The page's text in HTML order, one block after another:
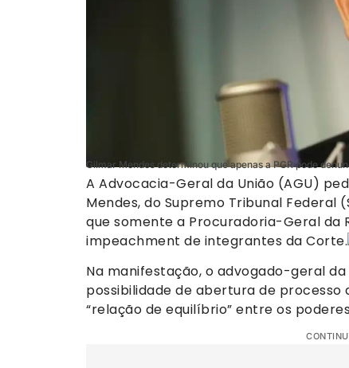
Gilmar Mendes determinou que apenas a PGR pode
A Advocacia-Geral da União (AGU)
Mendes, do Supremo Tribunal Federal
que somente a Procuradoria-Geral da
impeachment de integrantes da Corte.
Na manifestação, o advogado-geral
possibilidade de abertura de
“relação de equilíbrio” entre os